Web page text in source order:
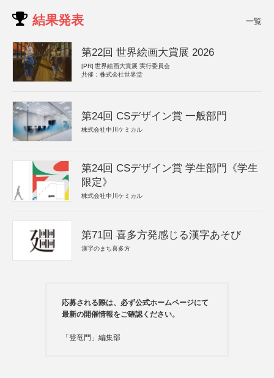
結果発表 一覧
第22回 世界絵画大賞展 2026
[PR] 世界絵画大賞展 実行委員会
共催：株式会社世界堂
第24回 CSデザイン賞 一般部門
株式会社中川ケミカル
第24回 CSデザイン賞 学生部門《学生
限定》
株式会社中川ケミカル
第71回 喜多方発感じる漢字あそび
漢字のまち喜多方
応募される際は、必ず公式ホームページにて
最新の開催情報をご確認ください。
「登竜門」編集部